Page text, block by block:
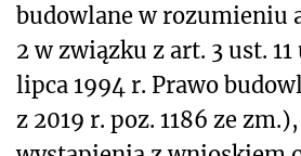
budowlane w rozumieniu
2 w związku z art. 3 ust.
lipca 1994 r. Prawo
z 2019 r. poz. 1186 ze